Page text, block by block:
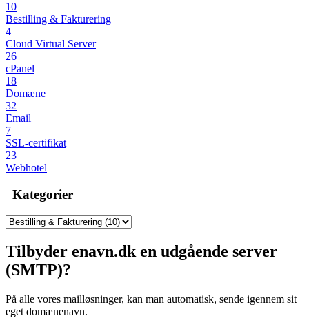
10
Bestilling & Fakturering
4
Cloud Virtual Server
26
cPanel
18
Domæne
32
Email
7
SSL-certifikat
23
Webhotel
Kategorier
Tilbyder enavn.dk en udgående server
(SMTP)?
På alle vores mailløsninger, kan man automatisk, sende igennem sit
eget domænenavn.